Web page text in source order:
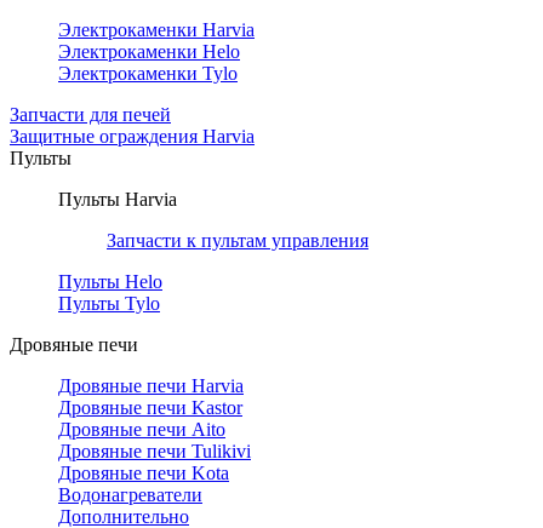
Электрокаменки Harvia
Электрокаменки Helo
Электрокаменки Tylo
Запчасти для печей
Защитные ограждения Harvia
Пульты
Пульты Harvia
Запчасти к пультам управления
Пульты Helo
Пульты Tylo
Дровяные печи
Дровяные печи Harvia
Дровяные печи Kastor
Дровяные печи Aito
Дровяные печи Tulikivi
Дровяные печи Kota
Водонагреватели
Дополнительно